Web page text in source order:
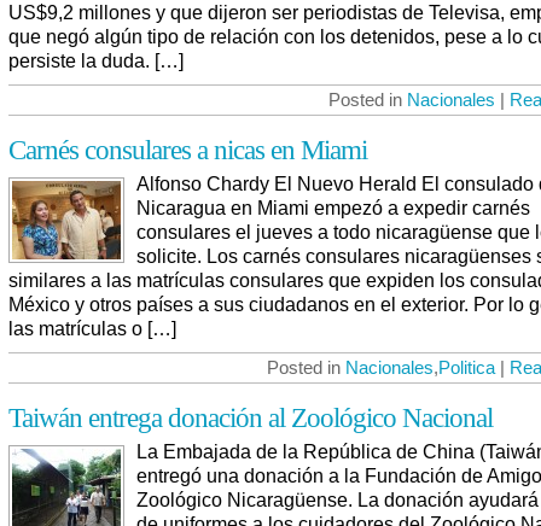
US$9,2 millones y que dijeron ser periodistas de Televisa,
que negó algún tipo de relación con los detenidos, pese a lo
persiste la duda. […]
Posted in Nacionales |
Carnés consulares a nicas en Miami
Alfonso Chardy El Nuevo Herald El consulado
Nicaragua en Miami empezó a expedir carnés
consulares el jueves a todo nicaragüense que
solicite. Los carnés consulares nicaragüenses
similares a las matrículas consulares que expiden los
México y otros países a sus ciudadanos en el exterior. Por lo
las matrículas o […]
Posted in Nacionales,Politica |
Taiwán entrega donación al Zoológico Nacional
La Embajada de la República de China
entregó una donación a la Fundación de
Zoológico Nicaragüense. La donación